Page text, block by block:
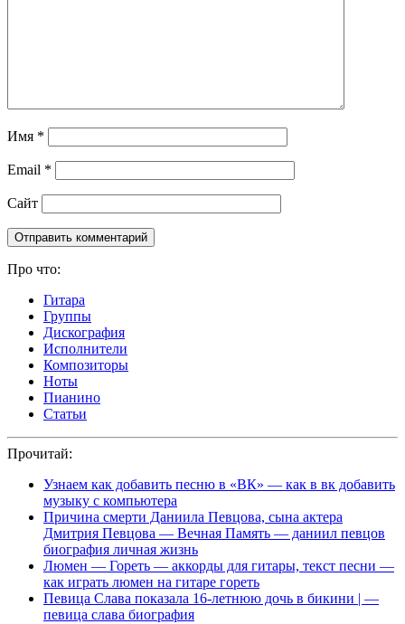
Имя *
Email *
Сайт
Про что:
Гитара
Группы
Дискография
Исполнители
Композиторы
Ноты
Пианино
Статьи
Прочитай:
Узнаем как добавить песню в «ВК» — как в вк добавить
музыку с компьютера
Причина смерти Даниила Певцова, сына актера
Дмитрия Певцова — Вечная Память — даниил певцов
биография личная жизнь
Люмен — Гореть — аккорды для гитары, текст песни —
как играть люмен на гитаре гореть
Певица Слава показала 16-летнюю дочь в бикини | —
певица слава биография